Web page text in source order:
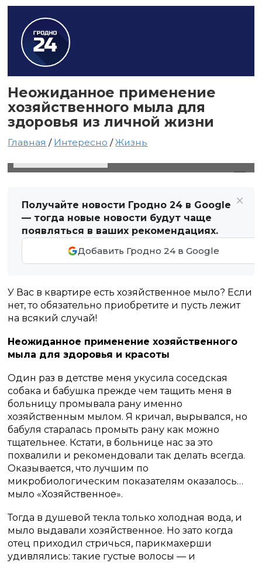
Неожиданное применение
хозяйственного мыла для
здоровья из личной жизни
Главная / Интересно /Жизнь
Получайте новости Гродно 24 в Google
— тогда новые новости будут чаще
появляться в ваших рекомендациях.
Добавить Гродно 24 в Google
У Вас в квартире есть хозяйственное мыло? Если
нет, то обязательно приобретите и пусть лежит
на всякий случай!
Неожиданное применение хозяйственного
мыла для здоровья и красоты
Один раз в детстве меня укусила соседская
собака и бабушка прежде чем тащить меня в
больницу промывала рану именно
хозяйственным мылом. Я кричал, вырывался, но
бабуля старалась промыть рану как можно
тщательнее. Кстати, в больнице нас за это
похвалили и рекомендовали так делать всегда.
Оказывается, что лучшим по
микробиологическим показателям оказалось…
мыло «Хозяйственное».
Тогда в душевой текла только холодная вода, и
мыло выдавали хозяйственное. Но зато когда
отец приходил стричься, парикмахерши
удивлялись: такие густые волосы — и